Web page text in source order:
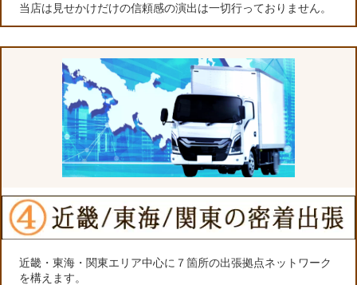
当店は見せかけだけの信頼感の演出は一切行っておりません。
近畿・東海・関東エリア中心に７箇所の出張拠点ネットワーク
を構えます。